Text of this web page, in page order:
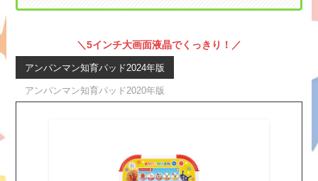
＼5インチ大画面液晶でくっきり！／
アンパンマン知育パッド2024年版
アンパンマン知育パッド2020年版